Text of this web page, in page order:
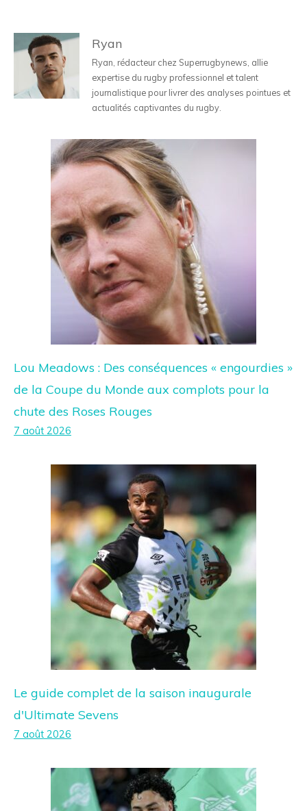
Ryan
Ryan, rédacteur chez Superrugbynews, allie
expertise du rugby professionnel et talent
journalistique pour livrer des analyses pointues et
actualités captivantes du rugby.
Lou Meadows : Des conséquences « engourdies »
de la Coupe du Monde aux complots pour la
chute des Roses Rouges
7 août 2026
Le guide complet de la saison inaugurale
d'Ultimate Sevens
7 août 2026